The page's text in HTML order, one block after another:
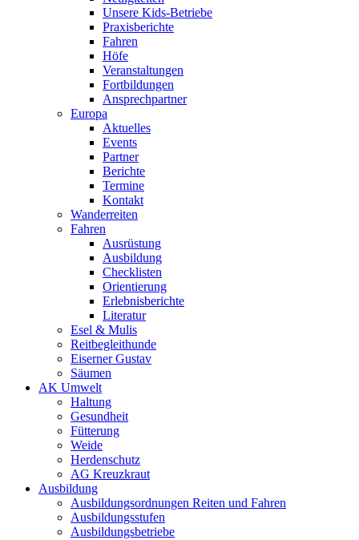
Unsere Kids-Betriebe
Praxisberichte
Fahren
Höfe
Veranstaltungen
Fortbildungen
Ansprechpartner
Europa
Aktuelles
Events
Partner
Berichte
Termine
Kontakt
Wanderreiten
Fahren
Ausrüstung
Ausbildung
Checklisten
Orientierung
Erlebnisberichte
Literatur
Esel & Mulis
Reitbegleithunde
Eiserner Gustav
Säumen
AK Umwelt
Haltung
Gesundheit
Fütterung
Weide
Herdenschutz
AG Kreuzkraut
Ausbildung
Ausbildungsordnungen Reiten und Fahren
Ausbildungsstufen
Ausbildungsbetriebe